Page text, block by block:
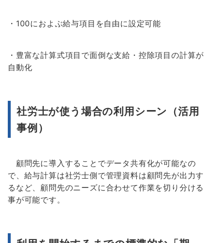
・100におよぶ給与項目を自由に設定可能
・豊富な計算式項目で面倒な支給・控除項目の計算が
自動化
社労士が使う場合の利用シーン（活用
事例）
顧問先に導入することでデータ共有化が可能なの
で、給与計算は社労士側で管理資料は顧問先が出力す
るなど、顧問先のニーズに合わせて作業を切り分ける
事が可能です。